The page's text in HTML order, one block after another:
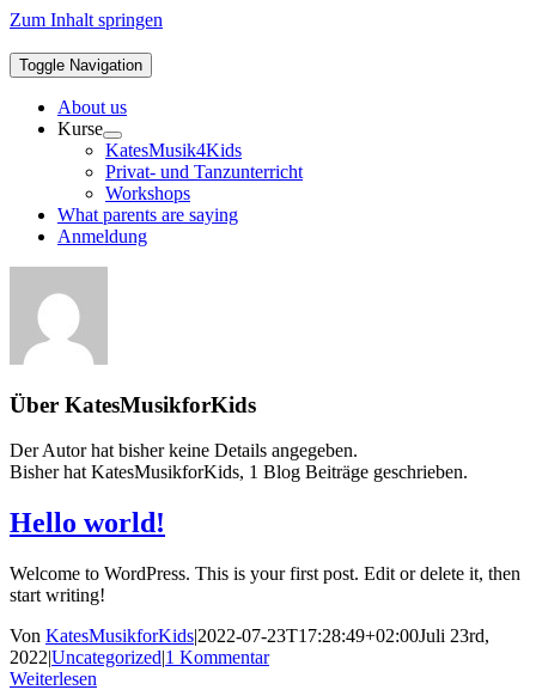
Zum Inhalt springen
Toggle Navigation
About us
Kurse
KatesMusik4Kids
Privat- und Tanzunterricht
Workshops
What parents are saying
Anmeldung
Über KatesMusikforKids
Der Autor hat bisher keine Details angegeben.
Bisher hat KatesMusikforKids, 1 Blog Beiträge geschrieben.
Hello world!
Welcome to WordPress. This is your first post. Edit or delete it, then
start writing!
Von KatesMusikforKids|2022-07-23T17:28:49+02:00Juli 23rd,
2022|Uncategorized|1 Kommentar
Weiterlesen